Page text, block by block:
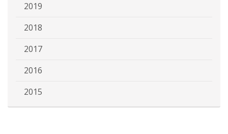
2019
2018
2017
2016
2015